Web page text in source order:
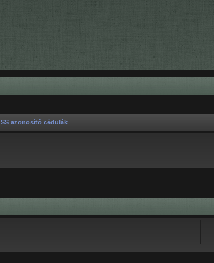
SS azonosító cédulák